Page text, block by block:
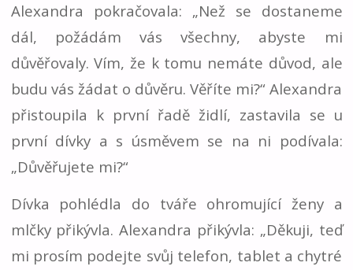
Alexandra pokračovala: „Než se dostaneme
dál, požádám vás všechny, abyste mi
důvěřovaly. Vím, že k tomu nemáte důvod, ale
budu vás žádat o důvěru. Věříte mi?“ Alexandra
přistoupila k první řadě židlí, zastavila se u
první dívky a s úsměvem se na ni podívala:
„Důvěřujete mi?“
Dívka pohlédla do tváře ohromující ženy a
mlčky přikývla. Alexandra přikývla: „Děkuji, teď
mi prosím podejte svůj telefon, tablet a chytré